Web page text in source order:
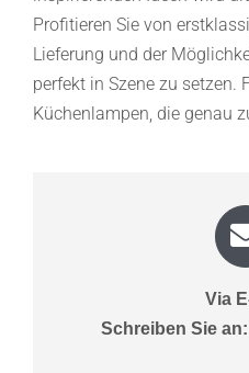
Profitieren Sie von
Lieferung und der
perfekt in Szene zu setzen.
Küchenlampen, die genau
Via
Schreiben Sie an: